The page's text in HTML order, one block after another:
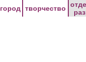
город творчество